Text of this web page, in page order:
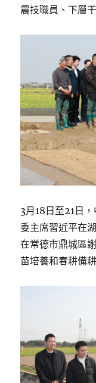
農技職員、下層
3月18日至21日
委主席習近平在
在常德市鼎城區
苗培養和春耕備